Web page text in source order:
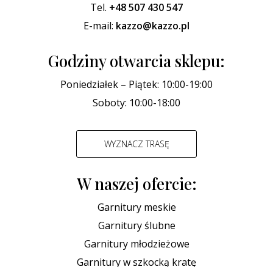
Tel. +48 507 430 547
E-mail: kazzo@kazzo.pl
Godziny otwarcia sklepu:
Poniedziałek – Piątek: 10:00-19:00
Soboty: 10:00-18:00
WYZNACZ TRASĘ
W naszej ofercie:
Garnitury meskie
Garnitury ślubne
Garnitury młodzieżowe
Garnitury w szkocką kratę